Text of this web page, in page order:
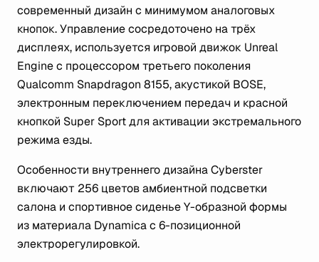
современный дизайн с минимумом аналоговых
кнопок. Управление сосредоточено на трёх
дисплеях, используется игровой движок Unreal
Engine с процессором третьего поколения
Qualcomm Snapdragon 8155, акустикой BOSE,
электронным переключением передач и красной
кнопкой Super Sport для активации экстремального
режима езды.
Особенности внутреннего дизайна Cyberster
включают 256 цветов амбиентной подсветки
салона и спортивное сиденье Y-образной формы
из материала Dynamica с 6-позиционной
электрорегулировкой.